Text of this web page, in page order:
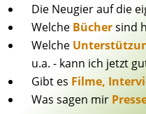
Die Neugier auf die
Welche Büchersind
Welche
u.a. - kann ich jetzt
Gibt es Filme,
Was sagen mir